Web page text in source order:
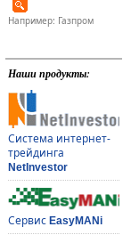
Например: Газпром
Наши продукты:
Система интернет-
трейдинга
NetInvestor
Сервис EasyMANi